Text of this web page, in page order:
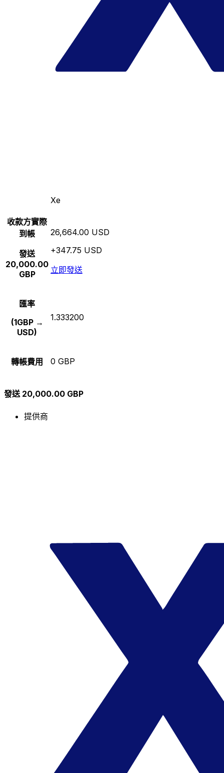
Xe
收款方實際
到帳
發送
20,000.00
GBP
26,664.00 USD
+347.75 USD
立即發送
匯率
(1GBP →
USD)
1.333200
轉帳費用 0 GBP
發送 20,000.00 GBP
提供商